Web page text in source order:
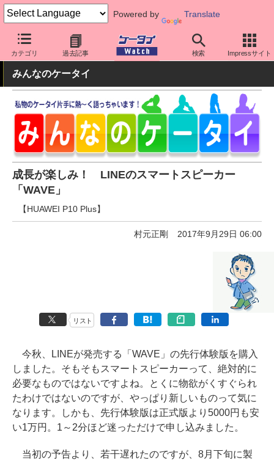
Powered by Translate
カテゴリ 過去記事 検索 Impressサイト
ケータイ Watch 周辺機器/アクセサリー オーディオ
みんなのケータイ
成長が楽しみ！ LINEのスマートスピーカー
「WAVE」
【HUAWEI P10 Plus】
村元正剛 2017年9月29日 06:00
リスト
今秋、LINEが発売する「WAVE」の先行体験版を購入
しました。そもそもスマートスピーカーって、絶対的に
必要なものではないですよね。とくに物欲がくすぐられ
たわけではないのですが、やっぱり新しいものって気に
なります。しかも、先行体験版は正式版より5000円も安
い1万円。1～2分ほど迷っただけで申し込みました。
当初の予告より、若干遅れたのですが、8月下旬に製